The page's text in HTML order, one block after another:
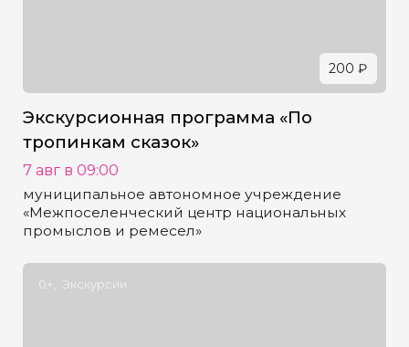
200 ₽
Экскурсионная программа «По
тропинкам сказок»
7 авг в 09:00
муниципальное автономное учреждение
«Межпоселенческий центр национальных
промыслов и ремесел»
0+ Экскурсии